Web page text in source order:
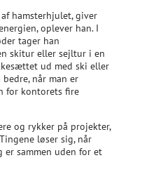
hamsterhjulet, giver
oplever han. I
tager han
skitur eller sejltur i en
ud med ski eller
når man er
for kontorets fire
og rykker på projekter,
løser sig, når
er sammen uden for et